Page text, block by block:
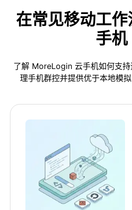
在常见移动工
手机
了解 MoreLogin 云手机如何支
理手机群控并提供优于本地模拟